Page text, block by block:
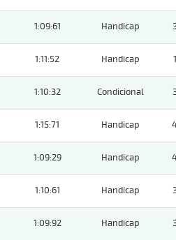
1:09:61 Handicap
1:11:52 Handicap 1
1:10:32 Condicional
1:15:71 Handicap
1:09:29 Handicap
1:10:61 Handicap
1:09:92 Handicap